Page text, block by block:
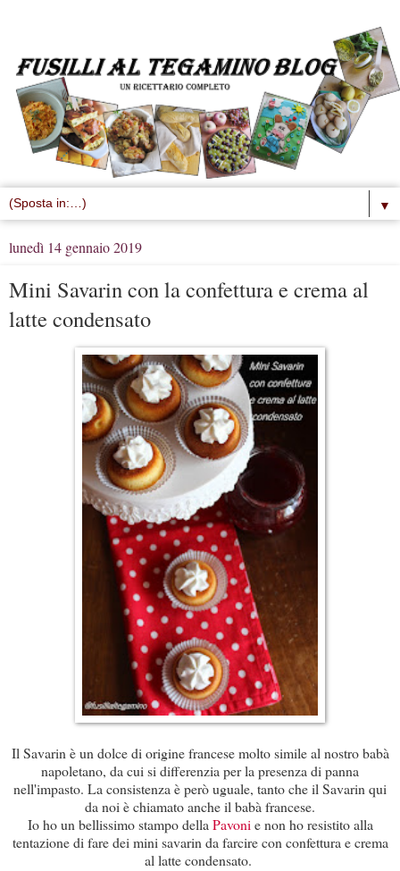
▼
lunedì 14 gennaio 2019
Mini Savarin con la confettura e crema al
latte condensato
Il Savarin è un dolce di origine francese molto simile al nostro babà
napoletano, da cui si differenzia per la presenza di panna
nell'impasto. La consistenza è però uguale, tanto che il Savarin qui
da noi è chiamato anche il babà francese.
Io ho un bellissimo stampo della Pavoni e non ho resistito alla
tentazione di fare dei mini savarin da farcire con confettura e crema
al latte condensato.